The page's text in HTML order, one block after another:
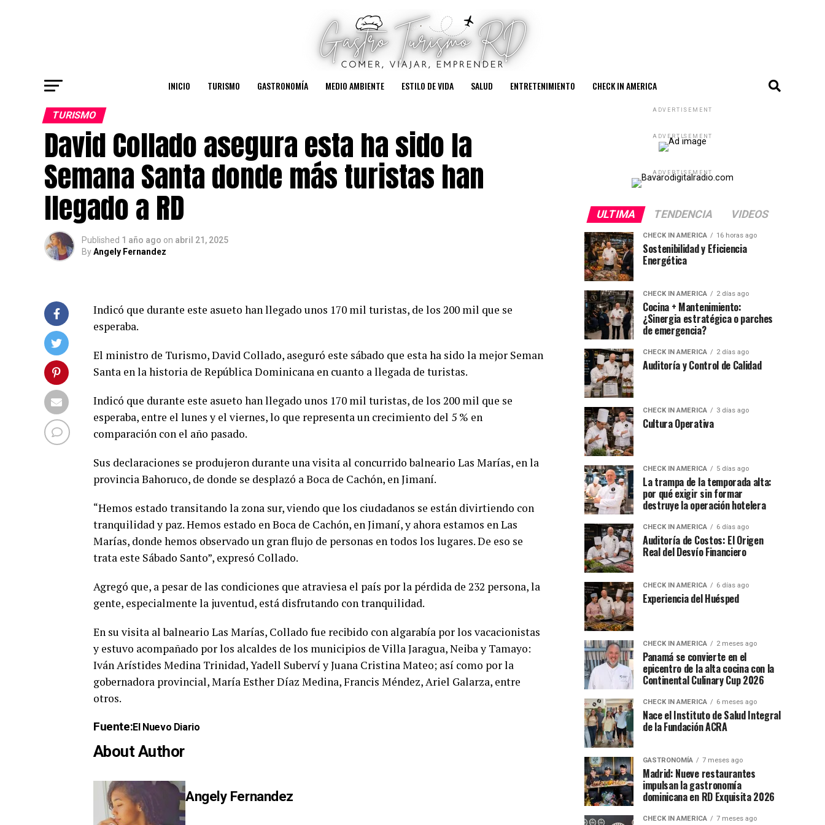
INICIO TURISMO GASTRONOMÍA MEDIO AMBIENTE ESTILO DE VIDA SALUD ENTRETENIMIENTO CHECK IN AMERICA
TURISMO
David Collado asegura esta ha sido la
Semana Santa donde más turistas han
llegado a RD
Published 1 año ago on abril 21, 2025
ByAngely Fernandez
Indicó que durante este asueto han llegado unos 170 mil turistas, de los 200 mil que se
esperaba.
El ministro de Turismo, David Collado, aseguró este sábado que esta ha sido la mejor Seman
Santa en la historia de República Dominicana en cuanto a llegada de turistas.
Indicó que durante este asueto han llegado unos 170 mil turistas, de los 200 mil que se
esperaba, entre el lunes y el viernes, lo que representa un crecimiento del 5 % en
comparación con el año pasado.
Sus declaraciones se produjeron durante una visita al concurrido balneario Las Marías, en la
provincia Bahoruco, de donde se desplazó a Boca de Cachón, en Jimaní.
“Hemos estado transitando la zona sur, viendo que los ciudadanos se están divirtiendo con
tranquilidad y paz. Hemos estado en Boca de Cachón, en Jimaní, y ahora estamos en Las
Marías, donde hemos observado un gran flujo de personas en todos los lugares. De eso se
trata este Sábado Santo”, expresó Collado.
Agregó que, a pesar de las condiciones que atraviesa el país por la pérdida de 232 persona, la
gente, especialmente la juventud, está disfrutando con tranquilidad.
En su visita al balneario Las Marías, Collado fue recibido con algarabía por los vacacionistas
y estuvo acompañado por los alcaldes de los municipios de Villa Jaragua, Neiba y Tamayo:
Iván Arístides Medina Trinidad, Yadell Suberví y Juana Cristina Mateo; así como por la
gobernadora provincial, María Esther Díaz Medina, Francis Méndez, Ariel Galarza, entre
otros.
Fuente:El Nuevo Diario
About Author
Angely Fernandez
ADVERTISEMENT
ADVERTISEMENT
ADVERTISEMENT
ULTIMA TENDENCIA VIDEOS
CHECK IN AMERICA 16 horas ago
Sostenibilidad y Eficiencia
Energética
CHECK IN AMERICA 2 días ago
Cocina + Mantenimiento:
¿Sinergia estratégica o parches
de emergencia?
CHECK IN AMERICA 2 días ago
Auditoría y Control de Calidad
CHECK IN AMERICA 3 días ago
Cultura Operativa
CHECK IN AMERICA 5 días ago
La trampa de la temporada alta:
por qué exigir sin formar
destruye la operación hotelera
CHECK IN AMERICA 6 días ago
Auditoría de Costos: El Origen
Real del Desvío Financiero
CHECK IN AMERICA 6 días ago
Experiencia del Huésped
CHECK IN AMERICA 2 meses ago
Panamá se convierte en el
epicentro de la alta cocina con la
Continental Culinary Cup 2026
CHECK IN AMERICA 6 meses ago
Nace el Instituto de Salud Integral
de la Fundación ACRA
GASTRONOMÍA 7 meses ago
Madrid: Nueve restaurantes
impulsan la gastronomía
dominicana en RD Exquisita 2026
CHECK IN AMERICA 7 meses ago